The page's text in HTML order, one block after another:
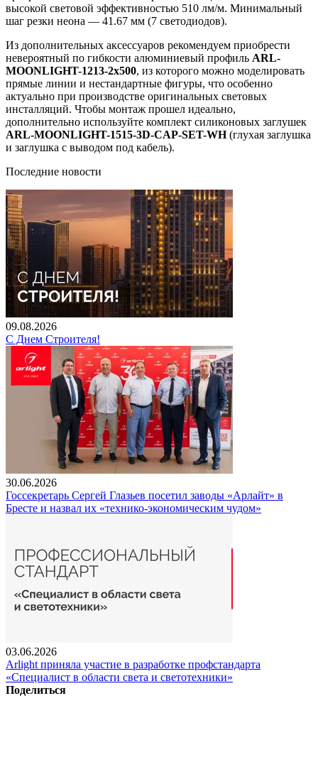
высокой световой эффективностью 510 лм/м. Минимальный
шаг резки неона — 41.67 мм (7 светодиодов).
Из дополнительных аксессуаров рекомендуем приобрести
невероятный по гибкости алюминиевый профиль ARL-
MOONLIGHT-1213-2x500, из которого можно моделировать
прямые линии и нестандартные фигуры, что особенно
актуально при производстве оригинальных световых
инсталляций. Чтобы монтаж прошел идеально,
дополнительно используйте комплект силиконовых заглушек
ARL-MOONLIGHT-1515-3D-CAP-SET-WH(глухая заглушка
и заглушка с выводом под кабель).
Последние новости
09.08.2026
С Днем Строителя!
30.06.2026
Госсекретарь Сергей Глазьев посетил заводы «Арлайт» в
Бресте и назвал их «технико-экономическим чудом»
03.06.2026
Arlight приняла участие в разработке профстандарта
«Специалист в области света и светотехники»
Поделиться